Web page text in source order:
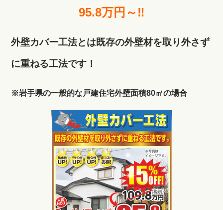
95.8万円～‼
外壁カバー工法とは既存の外壁材を取り外さず
に重ねる工法です！
※岩手県の一般的な戸建住宅外壁面積80㎡の場合